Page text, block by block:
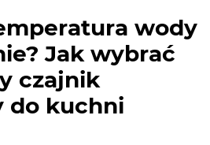
wody
Jak wybrać
czajnik
do kuchni